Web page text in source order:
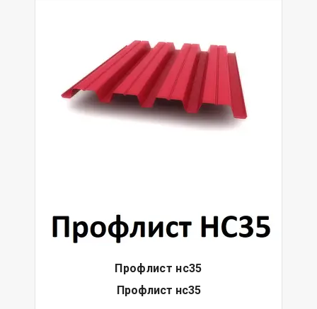
Профлист нс35
Профлист нс35